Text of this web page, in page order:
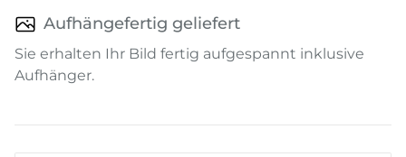
Aufhängefertig geliefert
Sie erhalten Ihr Bild fertig aufgespannt inklusive
Aufhänger.